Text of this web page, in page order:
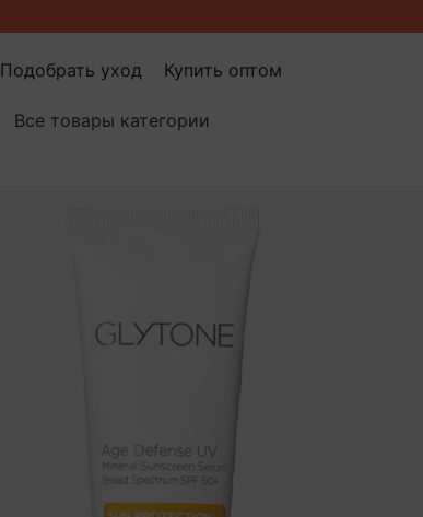
Подобрать уход Купить оптом
Все товары категории